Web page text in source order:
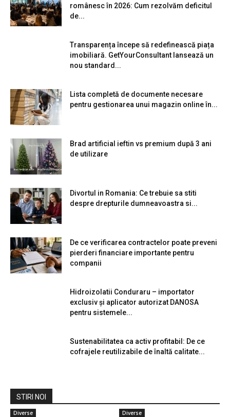
românesc în 2026: Cum rezolvăm deficitul
de...
Transparența începe să redefinească piața
imobiliară. GetYourConsultant lansează un
nou standard...
Lista completă de documente necesare
pentru gestionarea unui magazin online în...
Brad artificial ieftin vs premium după 3 ani
de utilizare
Divortul in Romania: Ce trebuie sa stiti
despre drepturile dumneavoastra si...
De ce verificarea contractelor poate preveni
pierderi financiare importante pentru
companii
Hidroizolatii Conduraru – importator
exclusiv și aplicator autorizat DANOSA
pentru sistemele...
Sustenabilitatea ca activ profitabil: De ce
cofrajele reutilizabile de înaltă calitate...
STIRI NOI
Diverse Diverse